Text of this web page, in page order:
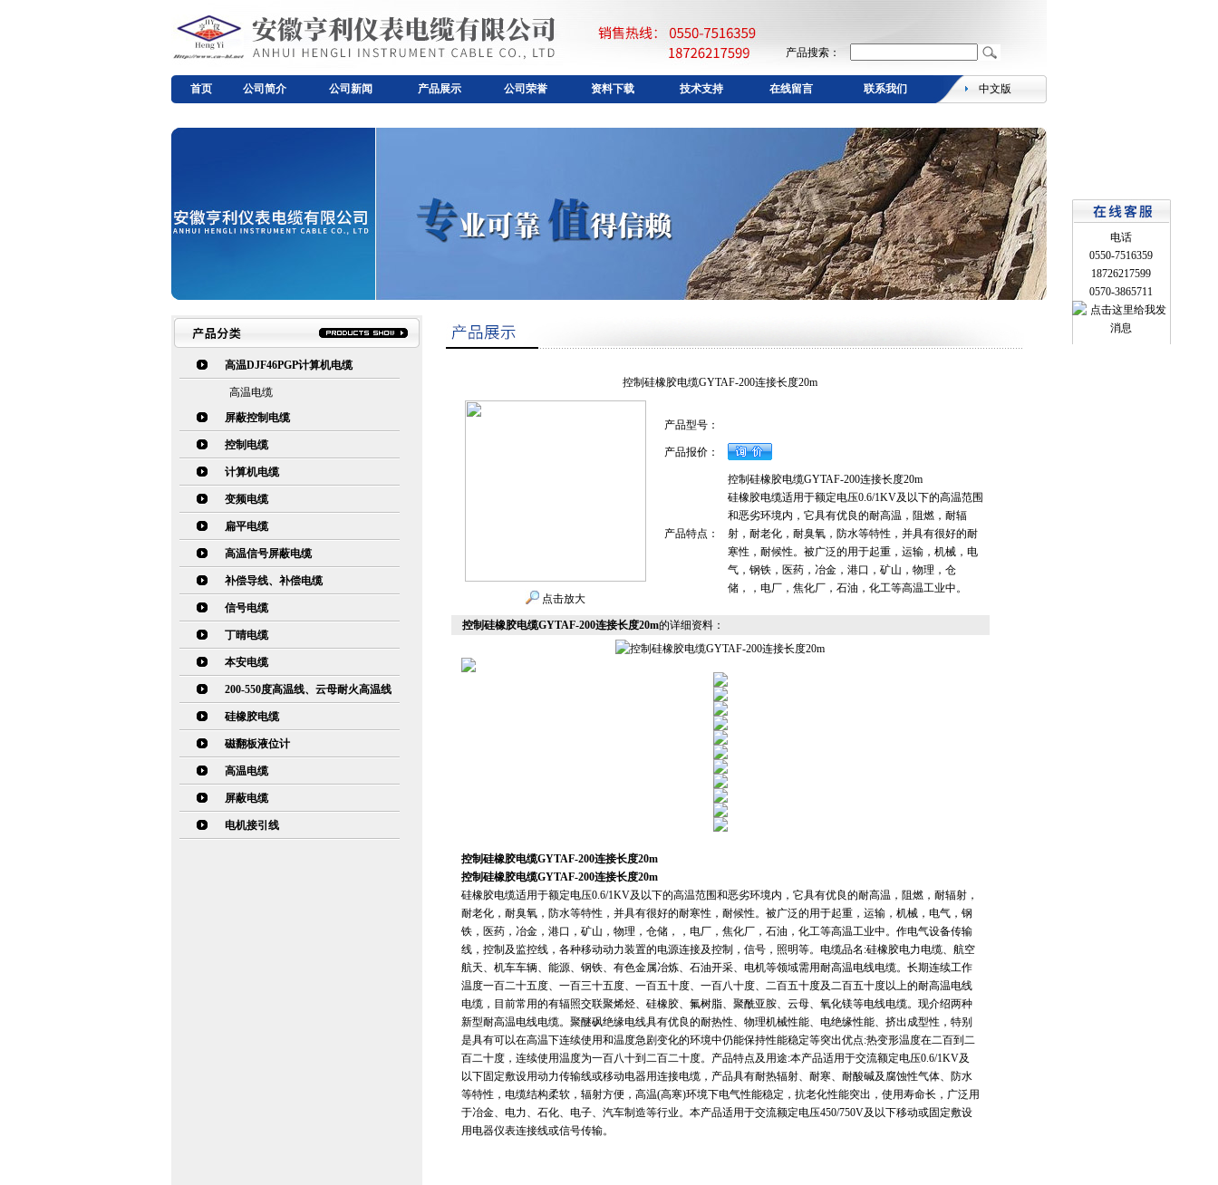
产品搜索：
首页 公司简介 公司新闻 产品展示 公司荣誉 资料下载 技术支持 在线留言 联系我们 中文版
高温DJF46PGP计算机电缆
高温电缆
屏蔽控制电缆
控制电缆
计算机电缆
变频电缆
扁平电缆
高温信号屏蔽电缆
补偿导线、补偿电缆
信号电缆
丁晴电缆
本安电缆
200-550度高温线、云母耐火高温线
硅橡胶电缆
磁翻板液位计
高温电缆
屏蔽电缆
电机接引线
控制硅橡胶电缆GYTAF-200连接长度20m
点击放大
产品型号：
产品报价：
产品特点：
控制硅橡胶电缆GYTAF-200连接长度20m
硅橡胶电缆适用于额定电压0.6/1KV及以下的高温范围
和恶劣环境内，它具有优良的耐高温，阻燃，耐辐
射，耐老化，耐臭氧，防水等特性，并具有很好的耐
寒性，耐候性。被广泛的用于起重，运输，机械，电
气，钢铁，医药，冶金，港口，矿山，物理，仓
储，，电厂，焦化厂，石油，化工等高温工业中。
控制硅橡胶电缆GYTAF-200连接长度20m的详细资料：
控制硅橡胶电缆GYTAF-200连接长度20m
控制硅橡胶电缆GYTAF-200连接长度20m
硅橡胶电缆适用于额定电压0.6/1KV及以下的高温范围和恶劣环境内，它具有优良的耐高温，阻燃，耐辐射，
耐老化，耐臭氧，防水等特性，并具有很好的耐寒性，耐候性。被广泛的用于起重，运输，机械，电气，钢
铁，医药，冶金，港口，矿山，物理，仓储，，电厂，焦化厂，石油，化工等高温工业中。作电气设备传输
线，控制及监控线，各种移动动力装置的电源连接及控制，信号，照明等。电缆品名:硅橡胶电力电缆、航空
航天、机车车辆、能源、钢铁、有色金属冶炼、石油开采、电机等领域需用耐高温电线电缆。长期连续工作
温度一百二十五度、一百三十五度、一百五十度、一百八十度、二百五十度及二百五十度以上的耐高温电线
电缆，目前常用的有辐照交联聚烯烃、硅橡胶、氟树脂、聚酰亚胺、云母、氧化镁等电线电缆。现介绍两种
新型耐高温电线电缆。聚醚砜绝缘电线具有优良的耐热性、物理机械性能、电绝缘性能、挤出成型性，特别
是具有可以在高温下连续使用和温度急剧变化的环境中仍能保持性能稳定等突出优点:热变形温度在二百到二
百二十度，连续使用温度为一百八十到二百二十度。产品特点及用途:本产品适用于交流额定电压0.6/1KV及
以下固定敷设用动力传输线或移动电器用连接电缆，产品具有耐热辐射、耐寒、耐酸碱及腐蚀性气体、防水
等特性，电缆结构柔软，辐射方便，高温(高寒)环境下电气性能稳定，抗老化性能突出，使用寿命长，广泛用
于冶金、电力、石化、电子、汽车制造等行业。本产品适用于交流额定电压450/750V及以下移动或固定敷设
用电器仪表连接线或信号传输。
电话
0550-7516359
18726217599
0570-3865711